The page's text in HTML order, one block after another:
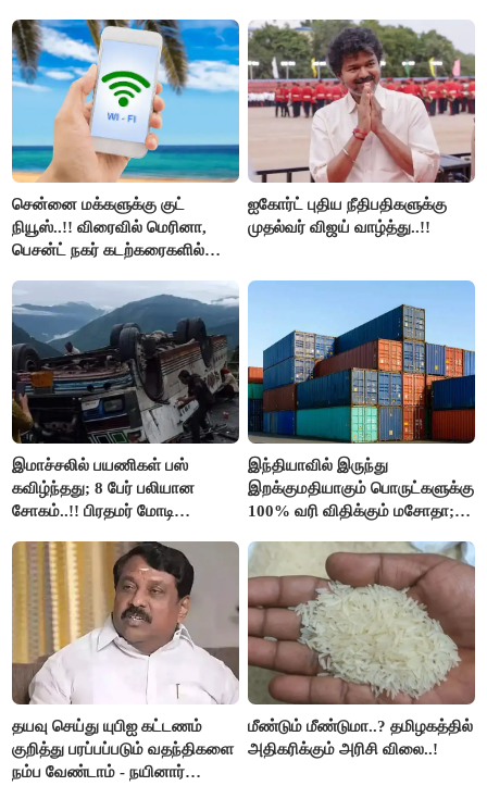
அரங்கேற்றுகிறார் முதலமைச்சர் -
திமுக ஐடி விங்..!!
சென்னை மக்களுக்கு குட்
நியூஸ்..!! விரைவில் மெரினா,
பெசன்ட் நகர் கடற்கரைகளில்
ஐகோர்ட் புதிய நீதிபதிகளுக்கு
முதல்வர் விஜய் வாழ்த்து..!!
இமாச்சலில் பயணிகள் பஸ்
கவிழ்ந்தது; 8 பேர் பலியான
சோகம்..!! பிரதமர் மோடி
இந்தியாவில் இருந்து
இறக்குமதியாகும் பொருட்களுக்கு
100% வரி விதிக்கும் மசோதா;
தயவு செய்து யுபிஐ கட்டணம்
குறித்து பரப்பப்படும் வதந்திகளை
நம்ப வேண்டாம் - நயினார்
மீண்டும் மீண்டுமா..? தமிழகத்தில்
அதிகரிக்கும் அரிசி விலை..!